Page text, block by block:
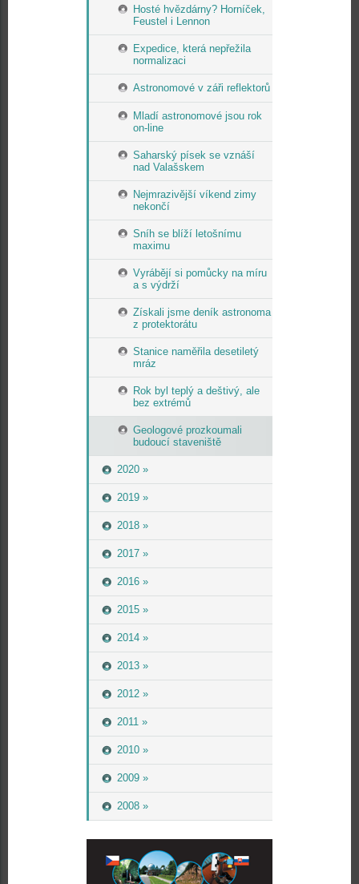
Hosté hvězdárny? Horníček,
Feustel i Lennon
Expedice, která nepřežila
normalizaci
Astronomové v záři reflektorů
Mladí astronomové jsou rok
on-line
Saharský písek se vznáší
nad Valašskem
Nejmrazivější víkend zimy
nekončí
Sníh se blíží letošnímu
maximu
Vyrábějí si pomůcky na míru
a s výdrží
Získali jsme deník astronoma
z protektorátu
Stanice naměřila desetiletý
mráz
Rok byl teplý a deštivý, ale
bez extrémů
Geologové prozkoumali
budoucí staveniště
2020 »
2019 »
2018 »
2017 »
2016 »
2015 »
2014 »
2013 »
2012 »
2011 »
2010 »
2009 »
2008 »